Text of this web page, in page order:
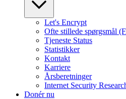
Let's Encrypt
Ofte stillede spørgsmål
Tjeneste Status
Statistikker
Kontakt
Karriere
Årsberetninger
Internet Security
Donér nu